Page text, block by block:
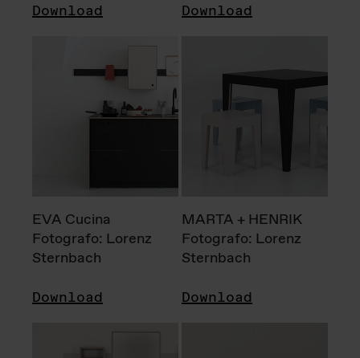
Download Download
EVA Cucina
Fotografo: Lorenz
Sternbach
Download
MARTA + HENRIK
Fotografo: Lorenz
Sternbach
Download